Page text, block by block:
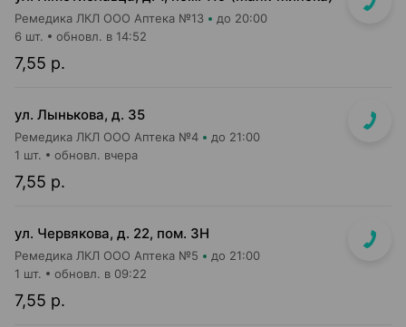
Ремедика ЛКЛ ООО Аптека №13 до 20:00
7,55 р.
6 шт. обновл. в 14:52
ул. Лынькова, д. 35
Ремедика ЛКЛ ООО Аптека №4 до 21:00
7,55 р.
1 шт. обновл. вчера
ул. Червякова, д. 22, пом. 3Н
Ремедика ЛКЛ ООО Аптека №5 до 21:00
7,55 р.
1 шт. обновл. в 09:22